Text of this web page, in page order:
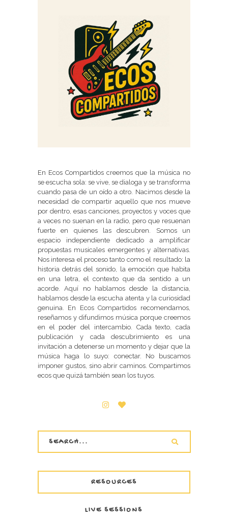
En Ecos Compartidos creemos que la música no
se escucha sola: se vive, se dialoga y se transforma
cuando pasa de un oído a otro. Nacimos desde la
necesidad de compartir aquello que nos mueve
por dentro, esas canciones, proyectos y voces que
a veces no suenan en la radio, pero que resuenan
fuerte en quienes las descubren. Somos un
espacio independiente dedicado a amplificar
propuestas musicales emergentes y alternativas.
Nos interesa el proceso tanto como el resultado: la
historia detrás del sonido, la emoción que habita
en una letra, el contexto que da sentido a un
acorde. Aquí no hablamos desde la distancia,
hablamos desde la escucha atenta y la curiosidad
genuina. En Ecos Compartidos recomendamos,
reseñamos y difundimos música porque creemos
en el poder del intercambio. Cada texto, cada
publicación y cada descubrimiento es una
invitación a detenerse un momento y dejar que la
música haga lo suyo: conectar. No buscamos
imponer gustos, sino abrir caminos. Compartimos
ecos que quizá también sean los tuyos.
RESOURCES
LIVE SESSIONS